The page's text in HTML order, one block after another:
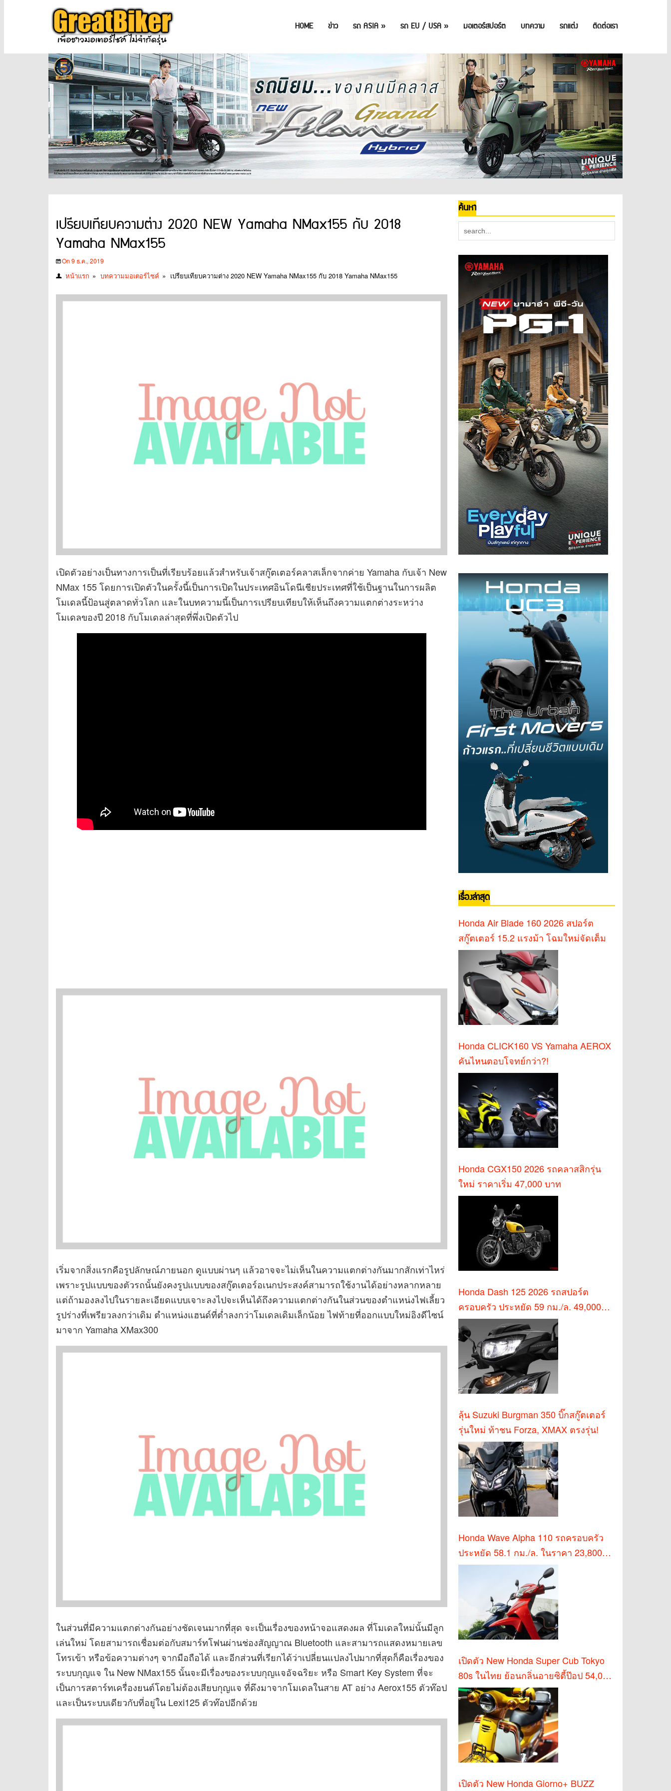
HOME ข่าว รถ ASIA » รถ EU / USA » มอเตอร์สปอร์ต บทความ รถแต่ง ติดต่อเรา
เปรียบเทียบความต่าง 2020 NEW Yamaha NMax155 กับ 2018
Yamaha NMax155
On 9 ธ.ค., 2019
หน้าแรก » บทความมอเตอร์ไซค์ » เปรียบเทียบความต่าง 2020 NEW Yamaha NMax155 กับ 2018 Yamaha NMax155
เปิดตัวอย่างเป็นทางการเป็นที่เรียบร้อยแล้วสำหรับเจ้าสกู๊ตเตอร์คลาสเล็กจากค่าย Yamaha กับเจ้า New
NMax 155 โดยการเปิดตัวในครั้งนี้เป็นการเปิดในประเทศอินโดนีเชียประเทศที่ใช้เป็นฐานในการผลิต
โมเดลนี้ป้อนสู่ตลาดทั่วโลก และในบทความนี้เป็นการเปรียบเทียบให้เห็นถึงความแตกต่างระหว่าง
โมเดลของปี 2018 กับโมเดลล่าสุดที่พึ่งเปิดตัวไป
เริ่มจากสิ่งแรกคือรูปลักษณ์ภายนอก ดูแบบผ่านๆ แล้วอาจจะไม่เห็นในความแตกต่างกันมากสักเท่าไหร่
เพราะรูปแบบของตัวรถนั้นยังคงรูปแบบของสกู๊ตเตอร์อเนกประสงค์สามารถใช้งานได้อย่างหลากหลาย
แต่ถ้ามองลงไปในรายละเอียดแบบเจาะลงไปจะเห็นได้ถึงความแตกต่างกันในส่วนของตำแหน่งไฟเลี้ยว
รูปร่างที่เพรียวลงกว่าเดิม ตำแหน่งแฮนด์ที่ต่ำลงกว่าโมเดลเดิมเล็กน้อย ไฟท้ายที่ออกแบบใหม่อิงดีไซน์
มาจาก Yamaha XMax300
ในส่วนที่มีความแตกต่างกันอย่างชัดเจนมากที่สุด จะเป็นเรื่องของหน้าจอแสดงผล ที่โมเดลใหม่นั้นมีลูก
เล่นใหม่ โดยสามารถเชื่อมต่อกับสมาร์ทโฟนผ่านช่องสัญญาณ Bluetooth และสามารถแสดงหมายเลข
โทรเข้า หรือข้อความต่างๆ จากมือถือได้ และอีกส่วนที่เรียกได้ว่าเปลี่ยนแปลงไปมากที่สุดก็คือเรื่องของ
ระบบกุญแจ ใน New NMax155 นั้นจะมีเรื่องของระบบกุญแจอัจฉริยะ หรือ Smart Key System ที่จะ
เป็นการสตาร์ทเครื่องยนต์โดยไม่ต้องเสียบกุญแจ ที่ดึงมาจากโมเดลในสาย AT อย่าง Aerox155 ตัวท๊อป
และเป็นระบบเดียวกับที่อยู่ใน Lexi125 ตัวท๊อปอีกด้วย
ค้นหา
เรื่องล่าสุด
Honda Air Blade 160 2026 สปอร์ต
สกู๊ตเตอร์ 15.2 แรงม้า โฉมใหม่จัดเต็ม
Honda CLICK160 VS Yamaha AEROX
คันไหนตอบโจทย์กว่า?!
Honda CGX150 2026 รถคลาสสิกรุ่น
ใหม่ ราคาเริ่ม 47,000 บาท
Honda Dash 125 2026 รถสปอร์ต
ครอบครัว ประหยัด 59 กม./ล. 49,000
บาท
ลุ้น Suzuki Burgman 350 บิ๊กสกู๊ตเตอร์
รุ่นใหม่ ท้าชน Forza, XMAX ตรงรุ่น!
Honda Wave Alpha 110 รถครอบครัว
ประหยัด 58.1 กม./ล. ในราคา 23,800
บาท
เปิดตัว New Honda Super Cub Tokyo
80s ในไทย ย้อนกลิ่นอายซิตี้ป๊อป 54,000
บาท
เปิดตัว New Honda Giorno+ BUZZ